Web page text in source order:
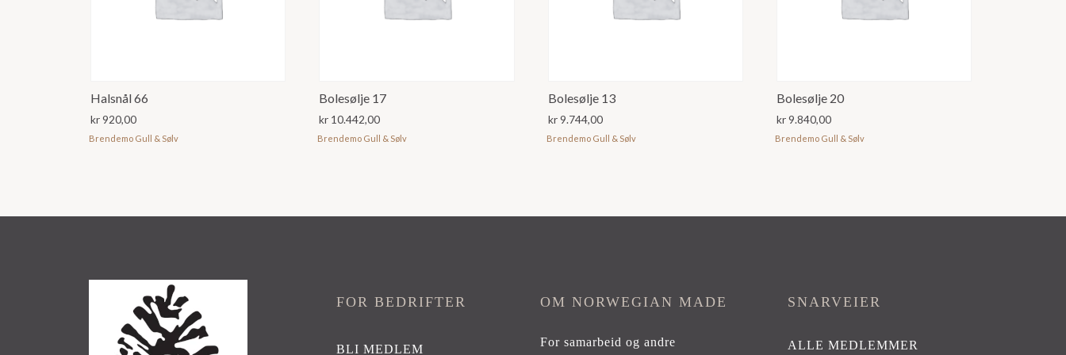
Halsnål 66
kr920,00
Brendemo Gull & Sølv
Bolesølje 17
kr 10.442,00
Brendemo Gull & Sølv
Bolesølje 13
kr9.744,00
Brendemo Gull & Sølv
Bolesølje 20
kr9.840,00
Brendemo Gull & Sølv
FOR BEDRIFTER
BLI MEDLEM
OM NORWEGIAN MADE
For samarbeid og andre
SNARVEIER
ALLE MEDLEMMER